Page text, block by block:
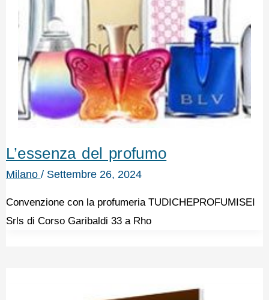
L’essenza del profumo
Milano / Settembre 26, 2024
Convenzione con la profumeria TUDICHEPROFUMISEI
Srls di Corso Garibaldi 33 a Rho